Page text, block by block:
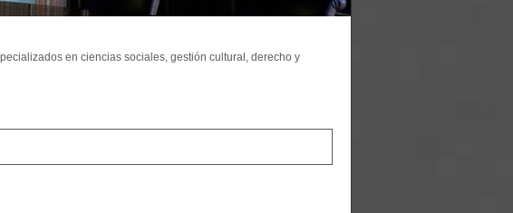
en ciencias sociales, gestión cultural, derecho y